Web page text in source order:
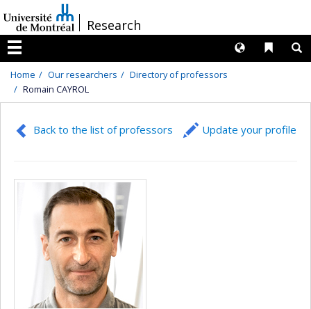
au
contenu
/Research
Menu
Liens
Langues
Home Our researchers
Directory of professors
Romain CAYROL
Back to the list of professors Update your profile